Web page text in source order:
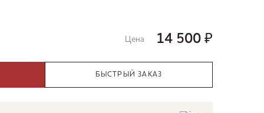
Цена 14 500 ₽
БЫСТРЫЙ ЗАКАЗ